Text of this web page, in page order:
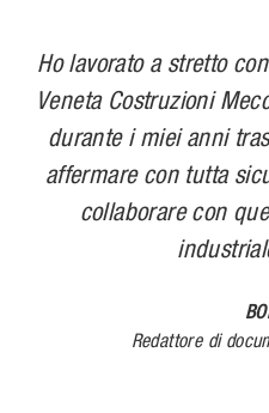
Ho lavorato a stretto
Veneta Costruzioni
durante i miei anni
affermare con tutta
collaborare con
Redattore di